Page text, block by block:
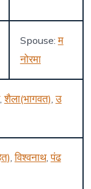
Spouse:म
नोरमा
,शैला(भागवत),उ
,विश्वनाथ,पंढ